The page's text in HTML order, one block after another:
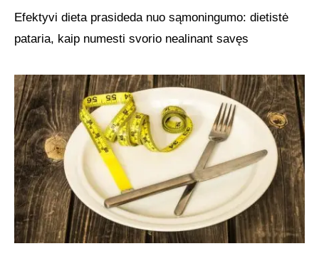
Efektyvi dieta prasideda nuo sąmoningumo: dietistė
pataria, kaip numesti svorio nealinant savęs